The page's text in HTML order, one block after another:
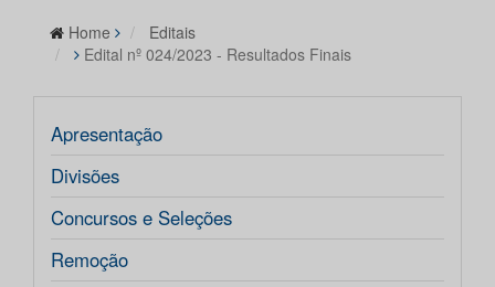
Home
Editais
Edital nº 024/2023 - Resultados Finais
Apresentação
Divisões
Concursos e Seleções
Remoção